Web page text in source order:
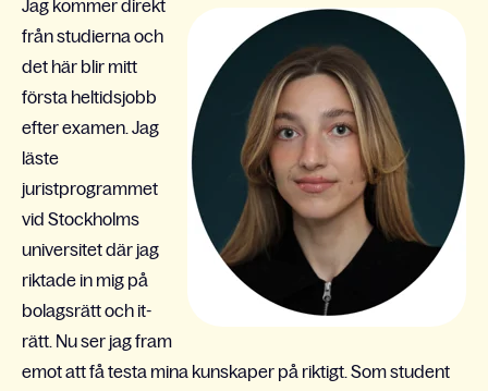
Jag kommer direkt
från studierna och
det här blir mitt
första heltidsjobb
efter examen. Jag
läste
juristprogrammet
vid Stockholms
universitet där jag
riktade in mig på
bolagsrätt och it-
rätt. Nu ser jag fram
emot att få testa mina kunskaper på riktigt. Som student